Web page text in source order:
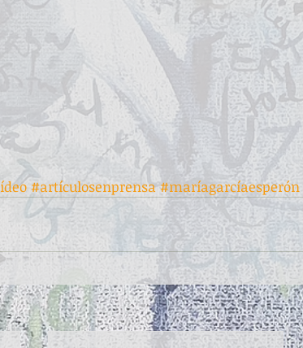
Pequeños pasos para grandes poetas
#artículosenprensa #maríagarcíaesperón